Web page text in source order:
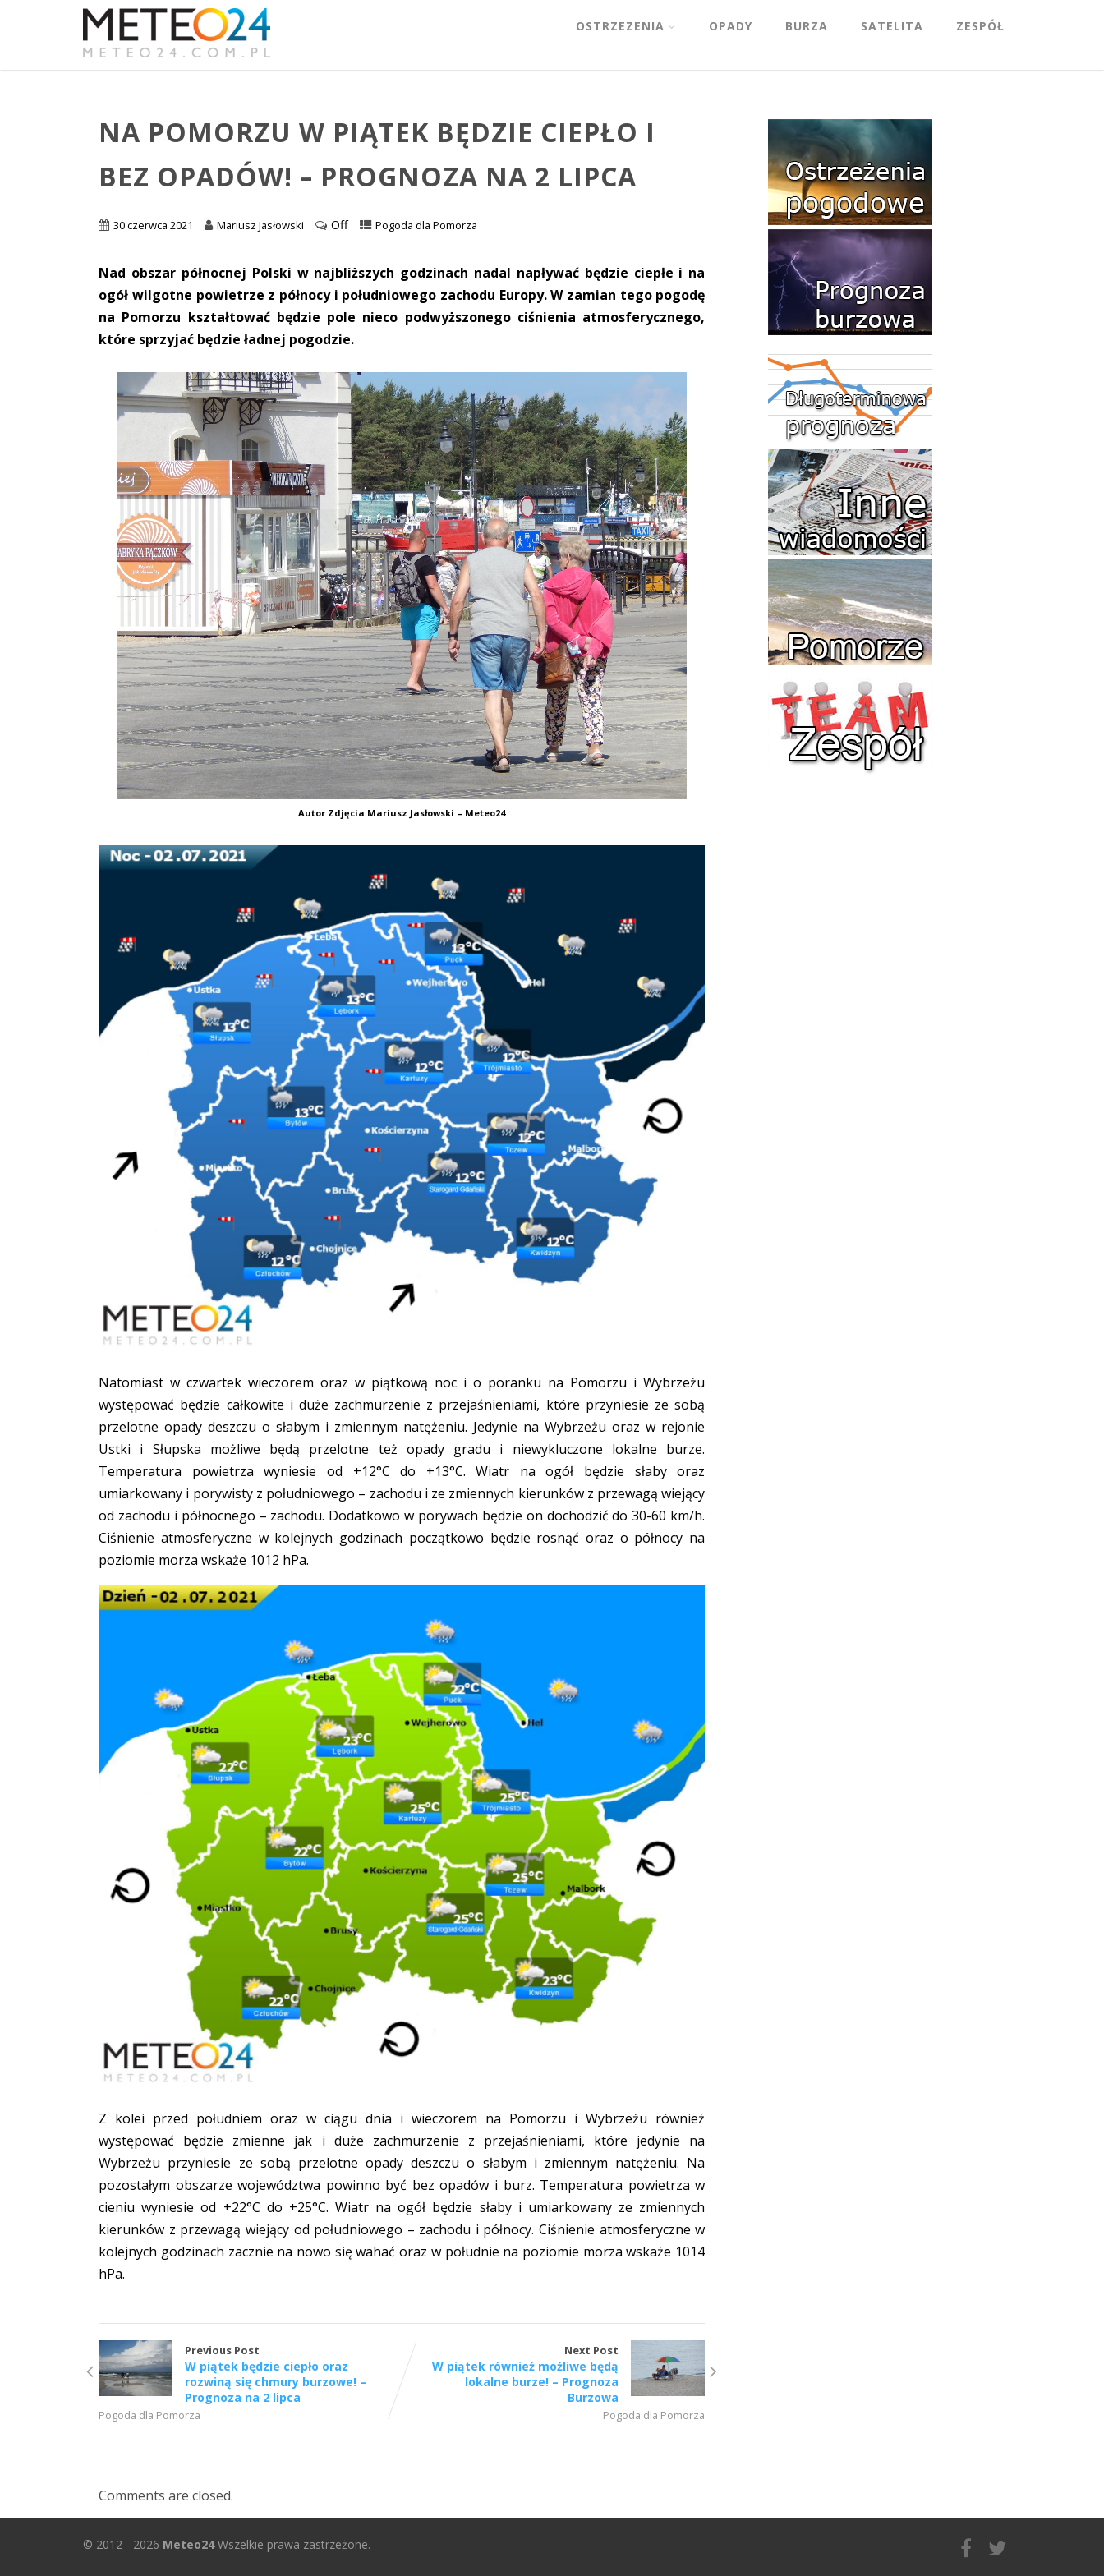
OSTRZEZENIA OPADY BURZA SATELITA ZESPÓŁ
NA POMORZU W PIĄTEK BĘDZIE CIEPŁO I
BEZ OPADÓW! – PROGNOZA NA 2 LIPCA
30 czerwca 2021 Mariusz Jasłowski Off Pogoda dla Pomorza
Nad obszar północnej Polski w najbliższych godzinach nadal napływać będzie ciepłe i na
ogół wilgotne powietrze z północy i południowego zachodu Europy. W zamian tego pogodę
na Pomorzu kształtować będzie pole nieco podwyższonego ciśnienia atmosferycznego,
które sprzyjać będzie ładnej pogodzie.
Autor Zdjęcia Mariusz Jasłowski – Meteo24
Natomiast w czwartek wieczorem oraz w piątkową noc i o poranku na Pomorzu i Wybrzeżu
występować będzie całkowite i duże zachmurzenie z przejaśnieniami, które przyniesie ze sobą
przelotne opady deszczu o słabym i zmiennym natężeniu. Jedynie na Wybrzeżu oraz w rejonie
Ustki i Słupska możliwe będą przelotne też opady gradu i niewykluczone lokalne burze.
Temperatura powietrza wyniesie od +12°C do +13°C. Wiatr na ogół będzie słaby oraz
umiarkowany i porywisty z południowego – zachodu i ze zmiennych kierunków z przewagą wiejący
od zachodu i północnego – zachodu. Dodatkowo w porywach będzie on dochodzić do 30-60 km/h.
Ciśnienie atmosferyczne w kolejnych godzinach początkowo będzie rosnąć oraz o północy na
poziomie morza wskaże 1012 hPa.
Z kolei przed południem oraz w ciągu dnia i wieczorem na Pomorzu i Wybrzeżu również
występować będzie zmienne jak i duże zachmurzenie z przejaśnieniami, które jedynie na
Wybrzeżu przyniesie ze sobą przelotne opady deszczu o słabym i zmiennym natężeniu. Na
pozostałym obszarze województwa powinno być bez opadów i burz. Temperatura powietrza w
cieniu wyniesie od +22°C do +25°C. Wiatr na ogół będzie słaby i umiarkowany ze zmiennych
kierunków z przewagą wiejący od południowego – zachodu i północy. Ciśnienie atmosferyczne w
kolejnych godzinach zacznie na nowo się wahać oraz w południe na poziomie morza wskaże 1014
hPa.
Previous Post
W piątek będzie ciepło oraz
rozwiną się chmury burzowe! –
Prognoza na 2 lipca
Pogoda dla Pomorza
Next Post
W piątek również możliwe będą
lokalne burze! – Prognoza
Burzowa
Pogoda dla Pomorza
Comments are closed.
© 2012 - 2026 Meteo24Wszelkie prawa zastrzeżone.